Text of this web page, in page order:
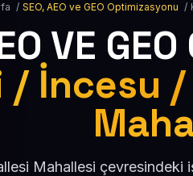
/ SEO, AEO ve GEO Optimizasyonu /
VE
/ İncesu
Mahallesi çevresindeki